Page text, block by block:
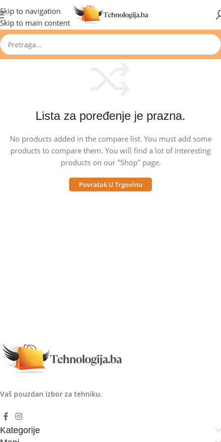
Skip to navigation
Skip to main content
🔥 Pogledajte aktuelne akcije 🔥
Lista za poređenje je prazna.
No products added in the compare list. You must add some
products to compare them. You will find a lot of interesting
products on our "Shop" page.
Povratak U Trgovinu
Vaš pouzdan izbor za tehniku.
Kategorije